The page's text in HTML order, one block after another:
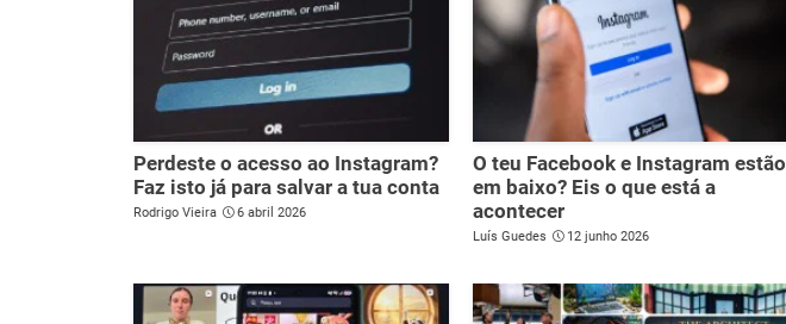
Perdeste o acesso ao Instagram?
Faz isto já para salvar a tua conta
Rodrigo Vieira 6 abril 2026
O teu Facebook e Instagram estão
em baixo? Eis o que está a
acontecer
Luís Guedes 12 junho 2026